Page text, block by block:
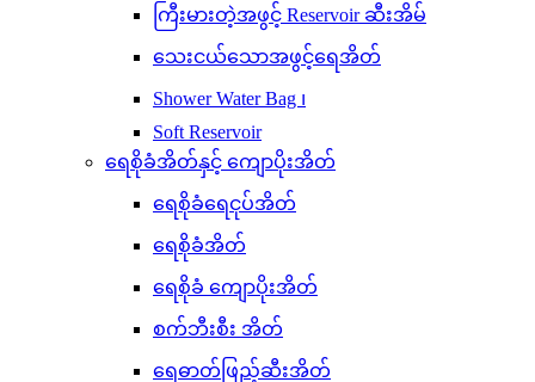
ကြီးမားတဲ့အဖွင့် Reservoir ဆီးအိမ်
သေးငယ်သောအဖွင့်ရေအိတ်
Shower Water Bag ၊
Soft Reservoir
ရေစိုခံအိတ်နှင့် ကျောပိုးအိတ်
ရေစိုခံရေငုပ်အိတ်
ရေစိုခံအိတ်
ရေစိုခံ ကျောပိုးအိတ်
စက်ဘီးစီး အိတ်
ရေဓာတ်ဖြည့်ဆီးအိတ်